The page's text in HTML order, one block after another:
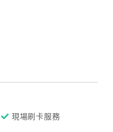
現場刷卡服務